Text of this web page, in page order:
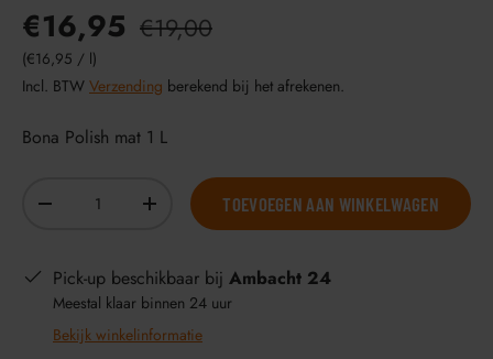
€16,95 €19,00
Eenheid prijs
€16,95 / l
Incl. BTW Verzending berekend bij het afrekenen.
Bona Polish mat 1 L
-
+ TOEVOEGEN AAN WINKELWAGEN
Pick-up beschikbaar bij Ambacht 24
Meestal klaar binnen 24 uur
Bekijk winkelinformatie